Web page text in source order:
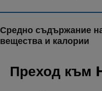
Средно съдържание
вещества и калории
Преход към